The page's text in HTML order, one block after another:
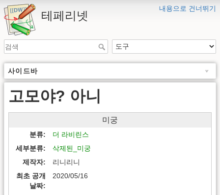
내용으로 건너뛰기
테페리넷
사이드바
고모야? 아니
미궁
분류
더 라비린스
세부분류
삭제된_미궁
제작자
리니리니
최초 공개
날짜
2020/05/16